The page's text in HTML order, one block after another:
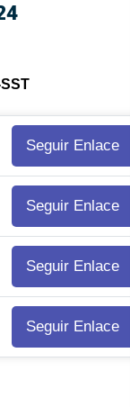
Seguir Enlace
Seguir Enlace
Seguir Enlace
Seguir Enlace